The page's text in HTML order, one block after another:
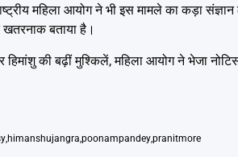
महिला आयोग ने भी इस मामले का कड़ा
बताया है।
की बढ़ीं मुश्किलें, महिला आयोग ने भेजा
,himanshujangra,poonampandey,pranitmore